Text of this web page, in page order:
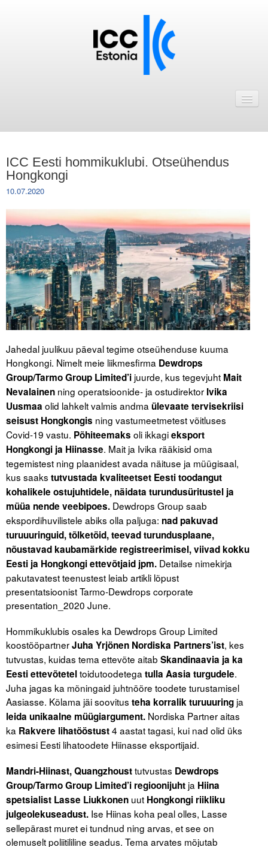
ICC Eesti liikmebaas
Liikmete pakkumised
Astu ICC Eesti liikmeks!
Kalender
ICC Eesti
Tegevused
Publikatsioonid
Viidad
ICC WBO
ICC komisjonid
Digiraamatukogu
Juhendid ja väljaanded
Videod
Kontakt
Liitu meililistiga
Oskusteave
Incoterms® 2020
Projektid
ICC Eesti hommikuklubi. Otseühendus
Hongkongi
10.07.2020
Jahedal juulikuu päeval tegime otseühenduse kuuma
Hongkongi. Nimelt meie liikmesfirma Dewdrops
Group/Tarmo Group Limited’i juurde, kus tegevjuht Mait
Nevalainen ning operatsioonide- ja ostudirektor Ivika
Uusmaa olid lahkelt valmis andma ülevaate tervisekriisi
seisust Hongkongis ning vastumeetmetest võitluses
Covid-19 vastu. Põhiteemaks oli ikkagieksport
Hongkongi ja Hiinasse. Mait ja Ivika rääkisid oma
tegemistest ning plaanidest avada näituse ja müügisaal,
kus saaks tutvustada kvaliteetset Eesti toodangut
kohalikele ostujuhtidele, näidata turundusüritustel ja
müüa nende veebipoes. Dewdrops Group saab
ekspordihuvilistele abiks olla paljuga: nad pakuvad
turuuuringuid, tõlketöid, teevad turundusplaane,
nõustavad kaubamärkide registreerimisel, viivad kokku
Eesti ja Hongkongi ettevõtjaid jpm. Detailse nimekirja
pakutavatest teenustest leiab artikli lõpust
presentatsioonist Tarmo-Dewdrops corporate
presentation_2020 June.
Hommikuklubis osales ka Dewdrops Group Limited
koostööpartnerJuha Yrjönen Nordiska Partners’ist, kes
tutvustas, kuidas tema ettevõte aitab Skandinaavia ja ka
Eesti ettevõteteltoidutoodetega tulla Aasia turgudele.
Juha jagas ka mõningaid juhtnööre toodete turustamisel
Aasiasse. Kõlama jäi soovitus teha korralik turuuuring ja
leida unikaalne müügiargument. Nordiska Partner aitas
ka Rakvere lihatööstust4 aastat tagasi, kui nad olid üks
esimesi Eesti lihatoodete Hiinasse eksportijaid.
Mandri-Hiinast, Quangzhousttutvustas Dewdrops
Group/Tarmo Group Limited’i regioonijuht ja Hiina
spetsialist Lasse Liukkonen uut Hongkongi riikliku
julgeolekuseadust. Ise Hiinas koha peal olles, Lasse
sellepärast muret ei tundnud ning arvas, et see on
olemuselt poliitililine seadus. Tema arvates mõjutab